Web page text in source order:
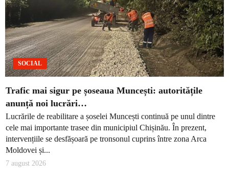
SOCIAL
Trafic mai sigur pe șoseaua Muncești: autoritățile
anunță noi lucrări…
Lucrările de reabilitare a șoselei Muncești continuă pe unul dintre
cele mai importante trasee din municipiul Chișinău. În prezent,
intervențiile se desfășoară pe tronsonul cuprins între zona Arca
Moldovei și...
7 august 2026